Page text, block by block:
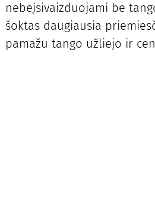
nebeįsivaizduojami be
šoktas daugiausia
pamažu tango užliejo ir